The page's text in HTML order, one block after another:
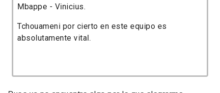
Mbappe - Vinicius.
Tchouameni por cierto en este equipo es
absolutamente vital.